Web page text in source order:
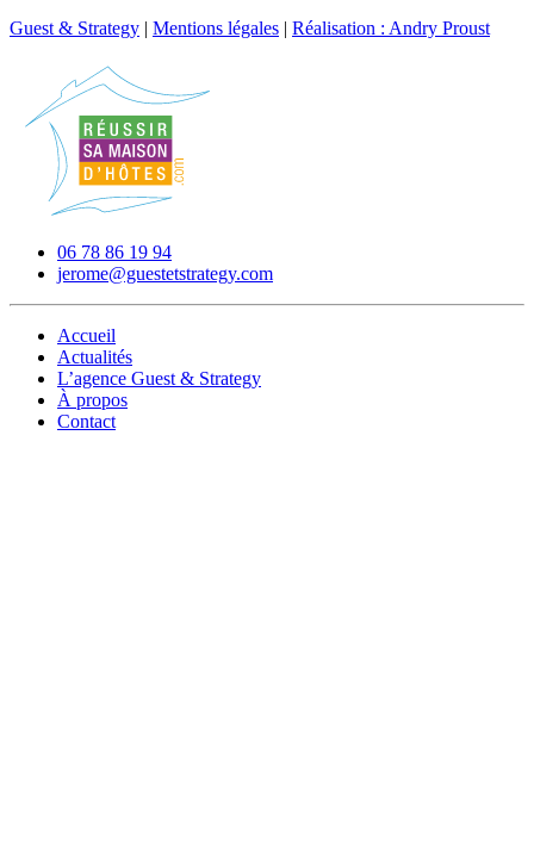
Guest & Strategy | Mentions légales | Réalisation : Andry Proust
06 78 86 19 94
jerome@guestetstrategy.com
Accueil
Actualités
L’agence Guest & Strategy
À propos
Contact